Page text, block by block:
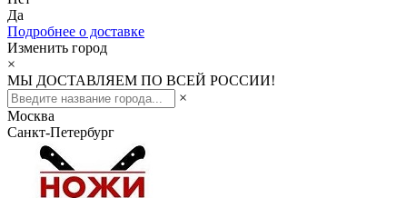
Да
Подробнее о доставке
Изменить город
×
МЫ ДОСТАВЛЯЕМ ПО ВСЕЙ РОССИИ!
×
Москва
Санкт-Петербург